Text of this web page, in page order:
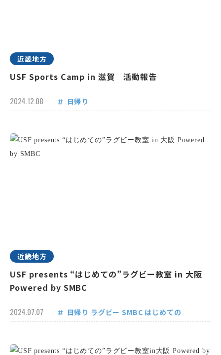
近畿地方
USF Sports Camp in 滋賀 活動報告
2024.12.08 日帰り
近畿地方
USF presents “はじめての”ラグビー教室 in 大阪
Powered by SMBC
2024.07.07 日帰り ラグビー SMBC はじめての